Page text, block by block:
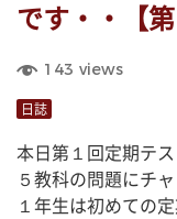
です・・【
143 views
日誌
本日第１回定期テ
５教科の問題にチ
１年生は初めての